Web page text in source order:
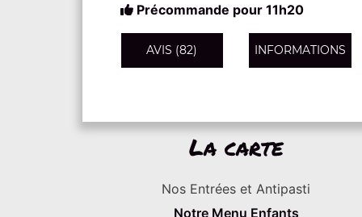
Précommande pour 11h20
AVIS (82) INFORMATIONS
La carte
Nos Entrées et Antipasti
Notre Menu Enfants